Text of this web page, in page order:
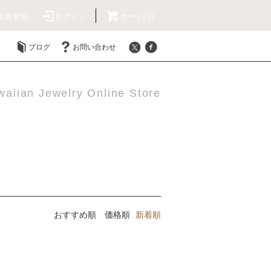
カート(0)
ブログ お問い合わせ
Jewelry Online Store
おすすめ順 価格順 新着順